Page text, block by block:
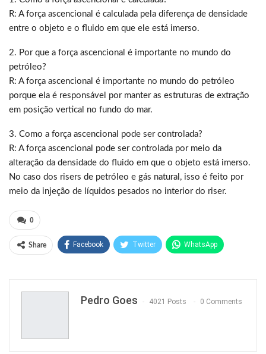
R: A força ascencional é calculada pela diferença de densidade
entre o objeto e o fluido em que ele está imerso.
2. Por que a força ascencional é importante no mundo do
petróleo?
R: A força ascencional é importante no mundo do petróleo
porque ela é responsável por manter as estruturas de extração
em posição vertical no fundo do mar.
3. Como a força ascencional pode ser controlada?
R: A força ascencional pode ser controlada por meio da
alteração da densidade do fluido em que o objeto está imerso.
No caso dos risers de petróleo e gás natural, isso é feito por
meio da injeção de líquidos pesados no interior do riser.
0
Share Facebook Twitter WhatsApp
Pedro Goes 4021 Posts 0 Comments